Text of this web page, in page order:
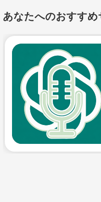
手くなりましょう！
演歌発声もOKですよ！
・Hail Holy Queen
・Oh happy days
・Joyful Joyful
・Amazing glace
・You raise me up
・I will follow him
・お弁当ばこのうた
・パプリカ
・映画メリーポピンズより「スパ
上記をはじめ、ゴスペルやポッ
あなたへのおすすめ